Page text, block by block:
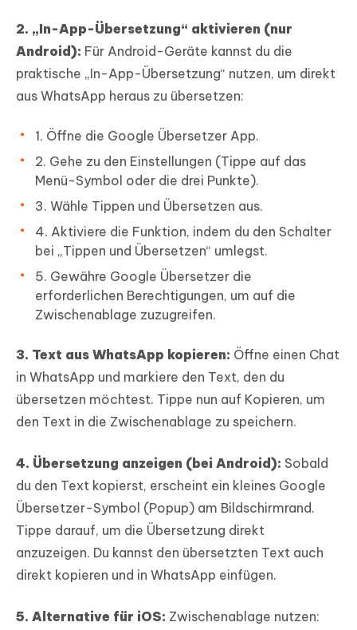
2. „In-App-Übersetzung“ aktivieren (nur
Android): Für Android-Geräte kannst du die
praktische „In-App-Übersetzung“ nutzen, um direkt
aus WhatsApp heraus zu übersetzen:
1. Öffne die Google Übersetzer App.
2. Gehe zu den Einstellungen (Tippe auf das
Menü-Symbol oder die drei Punkte).
3. Wähle Tippen und Übersetzen aus.
4. Aktiviere die Funktion, indem du den Schalter
bei „Tippen und Übersetzen“ umlegst.
5. Gewähre Google Übersetzer die
erforderlichen Berechtigungen, um auf die
Zwischenablage zuzugreifen.
3. Text aus WhatsApp kopieren: Öffne einen Chat
in WhatsApp und markiere den Text, den du
übersetzen möchtest. Tippe nun auf Kopieren, um
den Text in die Zwischenablage zu speichern.
4. Übersetzung anzeigen (bei Android): Sobald
du den Text kopierst, erscheint ein kleines Google
Übersetzer-Symbol (Popup) am Bildschirmrand.
Tippe darauf, um die Übersetzung direkt
anzuzeigen. Du kannst den übersetzten Text auch
direkt kopieren und in WhatsApp einfügen.
5. Alternative für iOS: Zwischenablage nutzen: